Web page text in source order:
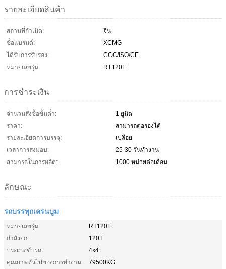
รายละเอียดสินค้า
สถานที่กำเนิด:
จีน
ชื่อแบรนด์:
XCMG
ได้รับการรับรอง:
CCC/ISO/CE
หมายเลขรุ่น:
RT120E
การชำระเงิน
จำนวนสั่งซื้อขั้นต่ำ:
1 ยูนิต
ราคา:
สามารถต่อรองได้
รายละเอียดการบรรจุ:
เปลือย
เวลาการส่งมอบ:
25-30 วันทำงาน
สามารถในการผลิต:
1000 หน่วยต่อเดือน
ลักษณะ
รถบรรทุกเครนบูม
หมายเลขรุ่น:
RT120E
กำลังยก:
120T
ประเภทขับรถ:
4x4
คุณภาพทั่วไปของการทำงาน
79500KG